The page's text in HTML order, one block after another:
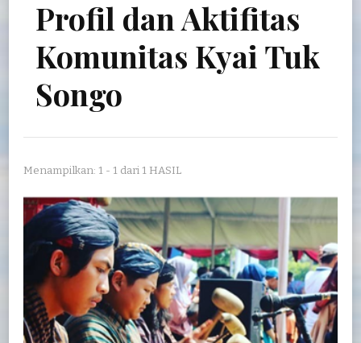
Profil dan Aktifitas
Komunitas Kyai Tuk
Songo
Menampilkan: 1 - 1 dari 1 HASIL